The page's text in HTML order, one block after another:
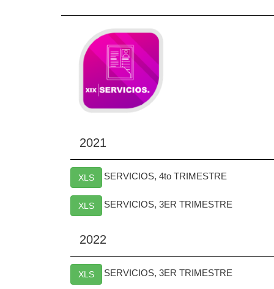
2021
XLS SERVICIOS, 4to TRIMESTRE
XLS SERVICIOS, 3ER TRIMESTRE
2022
XLS SERVICIOS, 3ER TRIMESTRE